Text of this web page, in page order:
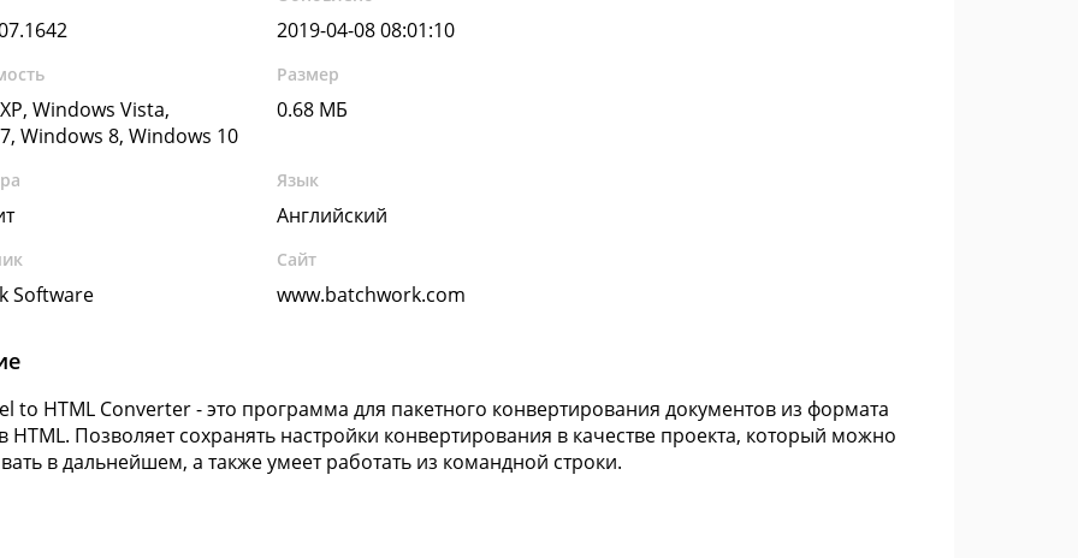
2019-04-08 08:01:10
Windows Vista,
Windows 8, Windows 10
Размер
0.68 МБ
Язык
Английский
Software
Сайт
www.batchwork.com
to HTML Converter - это программа для пакетного конвертирования документов из формата
в HTML. Позволяет сохранять настройки конвертирования в качестве проекта, который можно
в дальнейшем, а также умеет работать из командной строки.